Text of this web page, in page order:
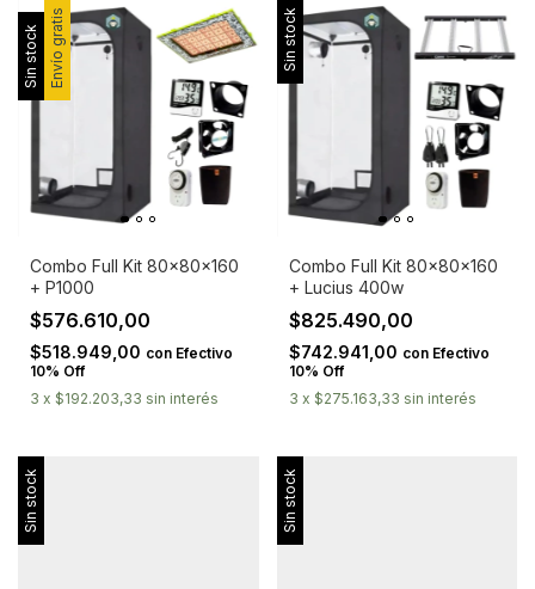
Sin stock Envío gratis
Combo Full Kit 80x80x160
+ P1000
$576.610,00
$518.949,00 con Efectivo
10% Off
3 x $192.203,33 sin interés
Sin stock
Combo Full Kit 80x80x160
+ Lucius 400w
$825.490,00
$742.941,00 con Efectivo
10% Off
3 x $275.163,33 sin interés
Sin stock Sin stock